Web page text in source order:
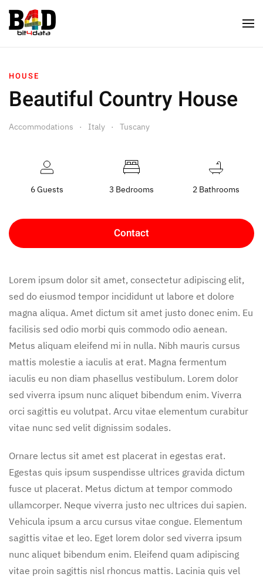
HOUSE
Beautiful Country House
Accommodations Italy Tuscany
6 Guests 3 Bedrooms 2 Bathrooms
Contact
Lorem ipsum dolor sit amet, consectetur adipiscing elit,
sed do eiusmod tempor incididunt ut labore et dolore
magna aliqua. Amet dictum sit amet justo donec enim. Eu
facilisis sed odio morbi quis commodo odio aenean.
Metus aliquam eleifend mi in nulla. Nibh mauris cursus
mattis molestie a iaculis at erat. Magna fermentum
iaculis eu non diam phasellus vestibulum. Lorem dolor
sed viverra ipsum nunc aliquet bibendum enim. Viverra
orci sagittis eu volutpat. Arcu vitae elementum curabitur
vitae nunc sed velit dignissim sodales.
Ornare lectus sit amet est placerat in egestas erat.
Egestas quis ipsum suspendisse ultrices gravida dictum
fusce ut placerat. Metus dictum at tempor commodo
ullamcorper. Neque viverra justo nec ultrices dui sapien.
Vehicula ipsum a arcu cursus vitae congue. Elementum
sagittis vitae et leo. Eget lorem dolor sed viverra ipsum
nunc aliquet bibendum enim. Eleifend quam adipiscing
vitae proin sagittis nisl rhoncus mattis. Lacinia quis vel